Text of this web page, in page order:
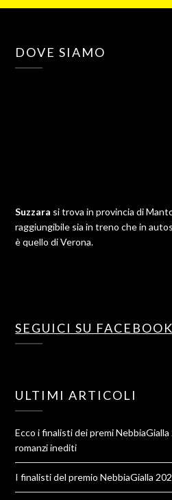
DOVE SIAMO
Suzzara si trova in provincia di
raggiungibile sia in treno che in
è quello di Verona.
SEGUICI SU FACEBOOK
ULTIMI ARTICOLI
Ecco i finalisti dei premi
romanzi inediti
I finalisti del premio NebbiaGialla